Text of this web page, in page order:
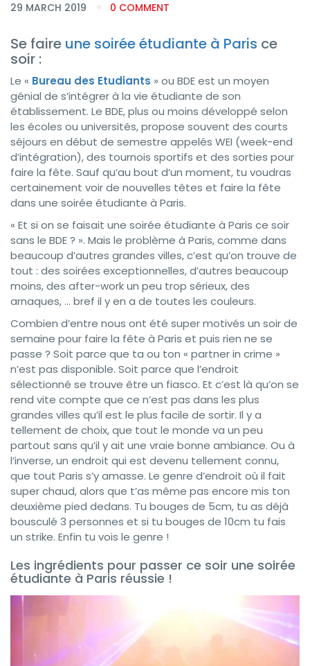
29 MARCH 2019 0 COMMENT
Se faire une soirée étudiante à Paris ce
soir :
Le « Bureau des Etudiants » ou BDE est un moyen
génial de s’intégrer à la vie étudiante de son
établissement. Le BDE, plus ou moins développé selon
les écoles ou universités, propose souvent des courts
séjours en début de semestre appelés WEI (week-end
d’intégration), des tournois sportifs et des sorties pour
faire la fête. Sauf qu’au bout d’un moment, tu voudras
certainement voir de nouvelles têtes et faire la fête
dans une soirée étudiante à Paris.
« Et si on se faisait une soirée étudiante à Paris ce soir
sans le BDE ? ». Mais le problème à Paris, comme dans
beaucoup d’autres grandes villes, c’est qu’on trouve de
tout : des soirées exceptionnelles, d’autres beaucoup
moins, des after-work un peu trop sérieux, des
arnaques, … bref il y en a de toutes les couleurs.
Combien d’entre nous ont été super motivés un soir de
semaine pour faire la fête à Paris et puis rien ne se
passe ? Soit parce que ta ou ton « partner in crime »
n’est pas disponible. Soit parce que l’endroit
sélectionné se trouve être un fiasco. Et c’est là qu’on se
rend vite compte que ce n’est pas dans les plus
grandes villes qu’il est le plus facile de sortir. Il y a
tellement de choix, que tout le monde va un peu
partout sans qu’il y ait une vraie bonne ambiance. Ou à
l’inverse, un endroit qui est devenu tellement connu,
que tout Paris s’y amasse. Le genre d’endroit où il fait
super chaud, alors que t’as même pas encore mis ton
deuxième pied dedans. Tu bouges de 5cm, tu as déjà
bousculé 3 personnes et si tu bouges de 10cm tu fais
un strike. Enfin tu vois le genre !
Les ingrédients pour passer ce soir une soirée
étudiante à Paris réussie !